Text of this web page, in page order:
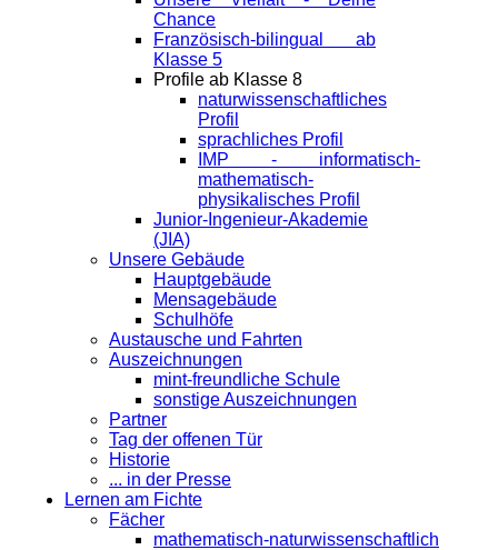
Chance
Französisch-bilingual ab
Klasse 5
Profile ab Klasse 8
naturwissenschaftliches
Profil
sprachliches Profil
IMP - informatisch-
mathematisch-
physikalisches Profil
Junior-Ingenieur-Akademie
(JIA)
Unsere Gebäude
Hauptgebäude
Mensagebäude
Schulhöfe
Austausche und Fahrten
Auszeichnungen
mint-freundliche Schule
sonstige Auszeichnungen
Partner
Tag der offenen Tür
Historie
... in der Presse
Lernen am Fichte
Fächer
mathematisch-naturwissenschaftlich